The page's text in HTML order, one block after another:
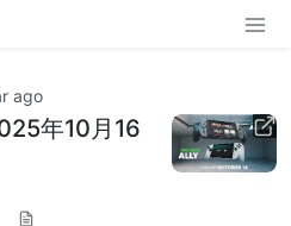
ago
年10月16